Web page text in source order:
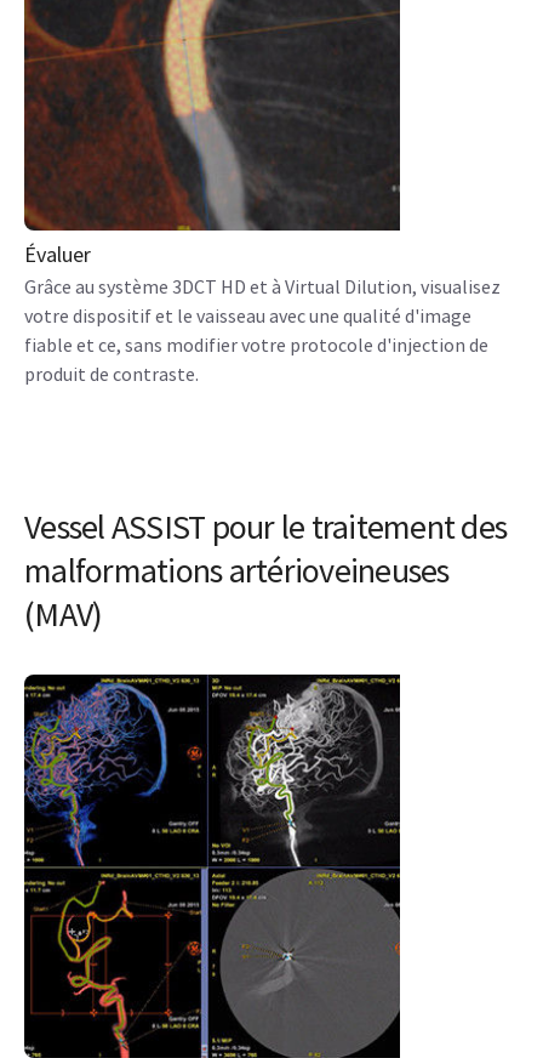
Évaluer
Grâce au système 3DCT HD et à Virtual Dilution, visualisez
votre dispositif et le vaisseau avec une qualité d'image
fiable et ce, sans modifier votre protocole d'injection de
produit de contraste.
Vessel ASSIST pour le traitement des
malformations artérioveineuses
(MAV)